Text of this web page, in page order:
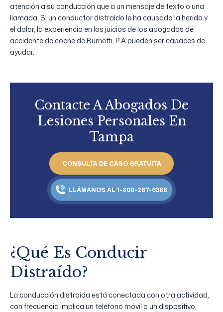
atención a su conducción que a un mensaje de texto o una
llamada. Si un conductor distraído le ha causado la herida y
el dolor, la experiencia en los juicios de los abogados de
accidente de coche de Burnetti, P.A pueden ser capaces de
ayudar.
Contacte A Abogados De
Lesiones Personales En
Tampa
CONSULTA DE CASO GRATUITA
LLÁMANOS AL 1-800-287-6388
¿Qué Es Conducir
Distraído?
La conducción distraída está conectada con otra actividad,
con frecuencia implica un teléfono móvil o un dispositivo,